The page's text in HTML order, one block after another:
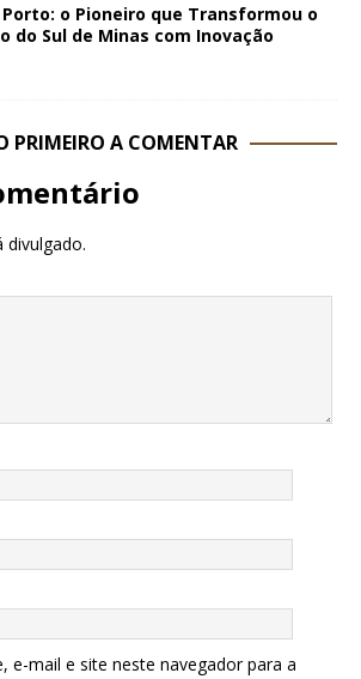
Porto: o Pioneiro que Transformou o
do Sul de Minas com Inovação
PRIMEIRO A COMENTAR
divulgado.
e-mail e site neste navegador para a